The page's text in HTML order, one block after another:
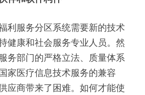
利服务分区系统需要新的技术
健康和社会服务专业人员。然
务部门的严格立法、质量体系
家医疗信息技术服务的兼容
应商带来了困难。如何才能使